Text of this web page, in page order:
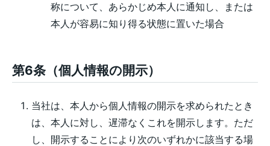
称について、あらかじめ本人に通知し、または
本人が容易に知り得る状態に置いた場合
第6条（個人情報の開示）
当社は、本人から個人情報の開示を求められたとき
は、本人に対し、遅滞なくこれを開示します。ただ
し、開示することにより次のいずれかに該当する場